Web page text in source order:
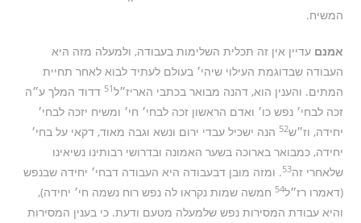
המשיח.
אמנםעדיין אין זה תכלית השלימות בעבודה, ולמעלה מזה היא
העבודה שבדוגמת העילוי שיהי׳ בעולם לעתיד לבוא לאחר תחיית
המתים. והענין הוא, דהנה מבואר בכתבי האריז״ל51 דדוד המלך ע״ה
זכה לבחי׳ נפש כו׳ ואדם הראשון זכה לבחי׳ חי׳ ומשיח יזכה לבחי׳
יחידה, וז״ש52 הנה ישכיל עבדי ירום ונשא וגבה מאוד, דקאי על בחי׳
יחידה, כמבואר בארוכה בשער האמונה ובדרושי רבותינו נשיאינו
שלאחרי זה53. ומזה מובן דבעבודה היא העבודה דבחי׳ יחידה שבנפש
(דאמרו רז״ל54 חמשה שמות נקראו לה נפש רוח נשמה חי׳ יחידה),
והיא עבודת המסירות נפש שלמעלה מטעם ודעת. כי בענין המסירות